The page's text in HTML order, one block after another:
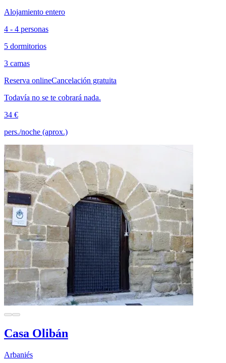
Alojamiento entero
4 - 4 personas
5 dormitorios
3 camas
Reserva onlineCancelación gratuita
Todavía no se te cobrará nada.
34 €
pers./noche (aprox.)
Casa Olibán
Arbaniés